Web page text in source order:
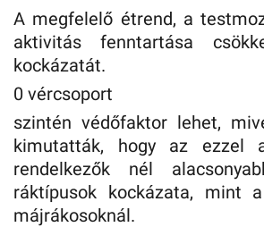
A megfelelő étrend, a
aktivitás fenntartása
kockázatát.
0 vércsoport
szintén védőfaktor lehet,
kimutatták, hogy az ezzel
rendelkezők nél
ráktípusok kockázata, mint
májrákosoknál.